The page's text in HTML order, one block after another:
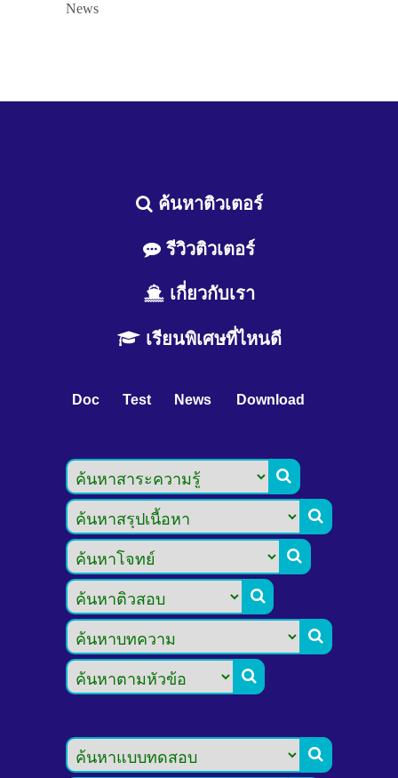
News
ค้นหาติวเตอร์
รีวิวติวเตอร์
เกี่ยวกับเรา
เรียนพิเศษที่ไหนดี
Doc Test News Download






